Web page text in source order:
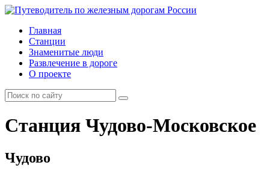
Главная
Станции
Знаменитые люди
Развлечение в дороге
О проекте
Станция Чудово-Московское
Чудово